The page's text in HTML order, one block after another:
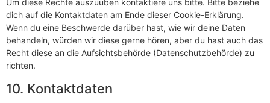
Um diese Rechte auszuüben kontaktiere uns bitte. Bitte beziehe
dich auf die Kontaktdaten am Ende dieser Cookie-Erklärung.
Wenn du eine Beschwerde darüber hast, wie wir deine Daten
behandeln, würden wir diese gerne hören, aber du hast auch das
Recht diese an die Aufsichtsbehörde (Datenschutzbehörde) zu
richten.
10. Kontaktdaten